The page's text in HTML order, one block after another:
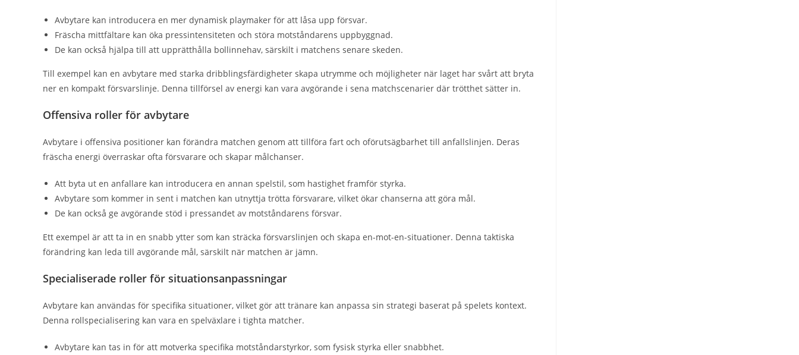
Avbytare kan introducera en mer dynamisk playmaker för att låsa upp försvar.
Fräscha mittfältare kan öka pressintensiteten och störa motståndarens uppbyggnad.
De kan också hjälpa till att upprätthålla bollinnehav, särskilt i matchens senare skeden.
Till exempel kan en avbytare med starka dribblingsfärdigheter skapa utrymme och möjligheter när laget har svårt att bryta
ner en kompakt försvarslinje. Denna tillförsel av energi kan vara avgörande i sena matchscenarier där trötthet sätter in.
Offensiva roller för avbytare
Avbytare i offensiva positioner kan förändra matchen genom att tillföra fart och oförutsägbarhet till anfallslinjen. Deras
fräscha energi överraskar ofta försvarare och skapar målchanser.
Att byta ut en anfallare kan introducera en annan spelstil, som hastighet framför styrka.
Avbytare som kommer in sent i matchen kan utnyttja trötta försvarare, vilket ökar chanserna att göra mål.
De kan också ge avgörande stöd i pressandet av motståndarens försvar.
Ett exempel är att ta in en snabb ytter som kan sträcka försvarslinjen och skapa en-mot-en-situationer. Denna taktiska
förändring kan leda till avgörande mål, särskilt när matchen är jämn.
Specialiserade roller för situationsanpassningar
Avbytare kan användas för specifika situationer, vilket gör att tränare kan anpassa sin strategi baserat på spelets kontext.
Denna rollspecialisering kan vara en spelväxlare i tighta matcher.
Avbytare kan tas in för att motverka specifika motståndarstyrkor, som fysisk styrka eller snabbhet.